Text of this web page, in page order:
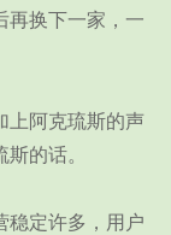
再换下一家，一
阿克琉斯的声
的话。
定许多，用户